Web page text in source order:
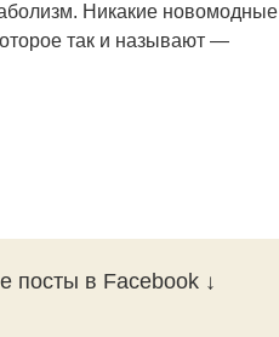
Никакие новомодные
так и называют —
посты в Facebook ↓